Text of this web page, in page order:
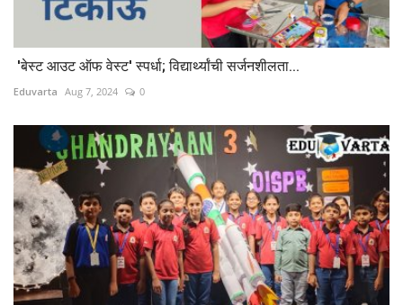
'बेस्ट आउट ऑफ वेस्ट' स्पर्धा; विद्यार्थ्यांची सर्जनशीलता...
Eduvarta Aug 7, 2024 0